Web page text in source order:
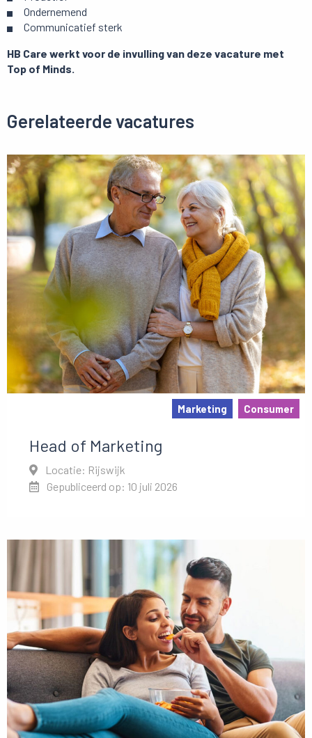
Ondernemend
Communicatief sterk
HB Care werkt voor de invulling van deze vacature met
Top of Minds.
Gerelateerde vacatures
Marketing Consumer
Head of Marketing
Locatie: Rijswijk
Gepubliceerd op: 10 juli 2026